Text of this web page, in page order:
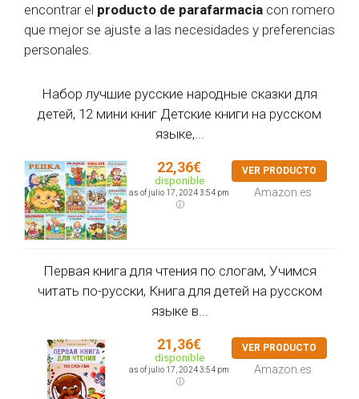
encontrar el producto de parafarmacia con romero
que mejor se ajuste a las necesidades y preferencias
personales.
Набор лучшие русские народные сказки для
детей, 12 мини книг Детские книги на русском
языке,...
22,36€
disponible
as of julio 17, 2024 3:54 pm
VER PRODUCTO
Amazon.es
Первая книга для чтения по слогам, Учимся
читать по-русски, Книга для детей на русском
языке в...
21,36€
disponible
as of julio 17, 2024 3:54 pm
VER PRODUCTO
Amazon.es